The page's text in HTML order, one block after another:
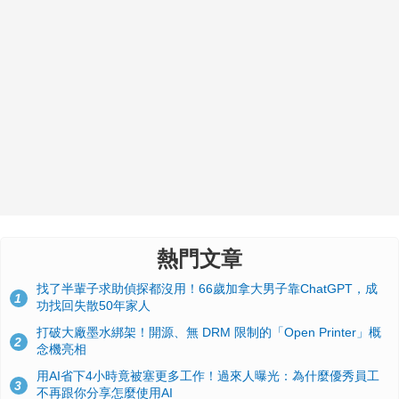
熱門文章
1
找了半輩子求助偵探都沒用！66歲加拿大男子靠ChatGPT，成
功找回失散50年家人
2
打破大廠墨水綁架！開源、無 DRM 限制的「Open Printer」概
念機亮相
3
用AI省下4小時竟被塞更多工作！過來人曝光：為什麼優秀員工
不再跟你分享怎麼使用AI